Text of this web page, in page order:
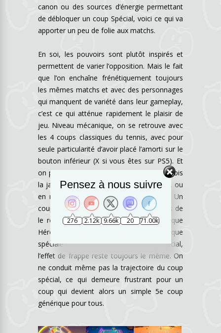
canon ou des sources d’énergie permettant
de débloquer un coup Spécial, voici ce qui va
apporter un peu de folie aux matchs.
En soi, les pouvoirs sont plutôt inspirés et
permettent de varier l’opposition. Mais le fait
que l’on enchaîne frénétiquement toujours
les mêmes matchs et avec des personnages
qui manquent de variété dans leur gameplay,
c’est ce qui atténue rapidement le plaisir de
jeu. Niveau mécanique, on se retrouve avec
les 4 coups classiques du tennis, avec pour
seule particularité d’avoir placé l’amorti sur le
bouton inférieur (X si vous êtes sur PS5). Et
on peut bénéficier d’un coup spécial une fois
la jauge remplie (en tenant les échanges, ou
en ramassant un bonus sur le terrain). Un
coup spécial presque imbattable, à moins de
le renvoyer avec un timing idéal. Si chaque
Héros Nickelodeon profite d’une cinématique
spéciale avant de déclencher ce coup spécial,
l’effet de frappe reste toujours le même. On
ne conduit même pas la trajectoire du coup
spécial, ce qui demeure frustrant pour un
coup qui devient alors un simple 5e coup
générique pour tous.
Pensez à nous suivre
276 2.12k 9.66k 20 71.00k